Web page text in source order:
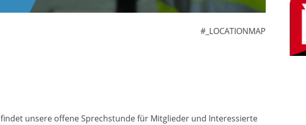
#_LOCATIONMAP
findet unsere offene Sprechstunde für Mitglieder und Interessierte